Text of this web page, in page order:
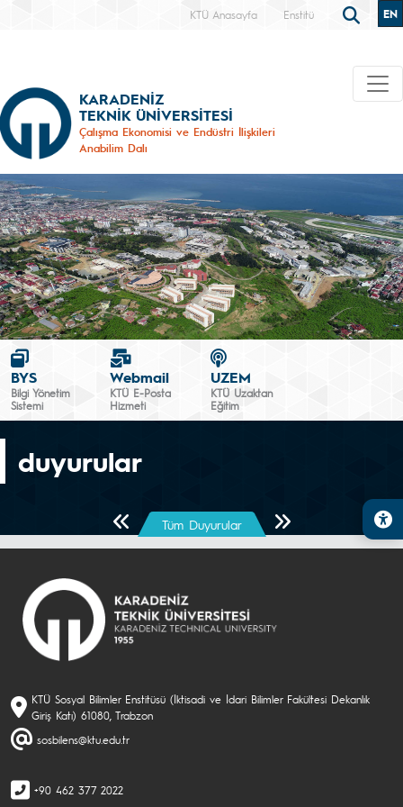
KTÜ Anasayfa Enstitü EN
KARADENİZ
TEKNİK ÜNİVERSİTESİ
Çalışma Ekonomisi ve Endüstri İlişkileri
Anabilim Dalı
BYS
Bilgi Yönetim
Sistemi
Webmail
KTÜ E-Posta
Hizmeti
UZEM
KTÜ Uzaktan
Eğitim
duyurular
Önceki SayfaTüm Duyurular Sonraki Sayfa
KTÜ Sosyal Bilimler Enstitüsü (İktisadi ve İdari Bilimler Fakültesi Dekanlık
Giriş Katı) 61080, Trabzon
sosbilens@ktu.edu.tr
+90 462 377 2022